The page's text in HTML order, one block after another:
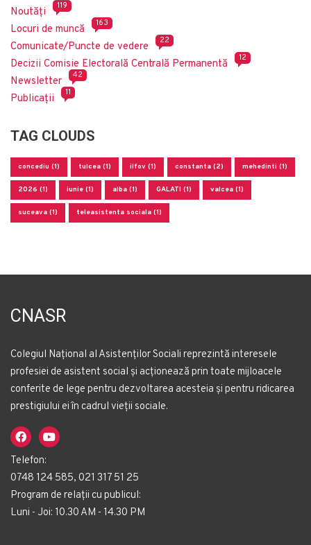
Noutăți 119
Locuri de muncă 163
Comunicate/Puncte de vedere 22
Decizii Comisie Electorală Centrală Permanentă 12
Newsletter 42
Publicații 11
TAG CLOUDS
concediu (1) tulcea (1) ilfov (1) constanta (2) mehedinti (1)
2026 (1) iunie (1) alba (1) GALATI (1) valcea (1)
suceava (1) teleasistenta sociala (1)
CNASR
Colegiul Național al Asistenților Sociali reprezintă interesele
profesiei de asistent social și acționează prin toate mijloacele
conferite de lege pentru dezvoltarea acesteia și pentru ridicarea
prestigiului ei în cadrul vieții sociale.
Telefon:
0748 124 585, 021 317 51 25
Program de relații cu publicul:
Luni - Joi: 10.30 AM - 14.30 PM